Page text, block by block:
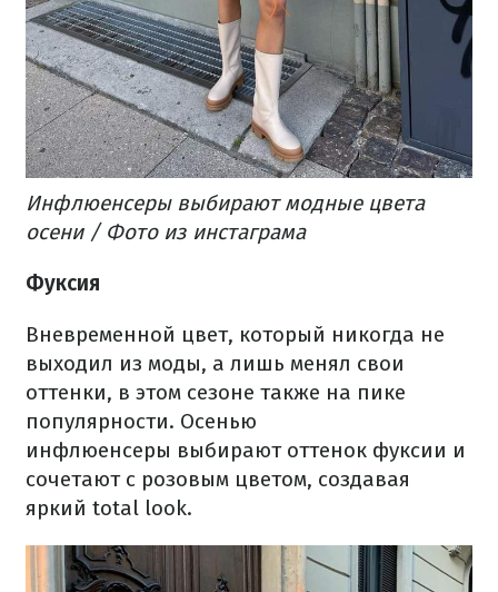
Инфлюенсеры выбирают модные цвета
осени / Фото из инстаграма
Фуксия
Вневременной цвет, который никогда не
выходил из моды, а лишь менял свои
оттенки, в этом сезоне также на пике
популярности. Осенью
инфлюенсеры выбирают оттенок фуксии и
сочетают с розовым цветом, создавая
яркий total look.